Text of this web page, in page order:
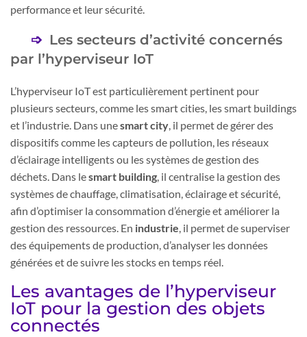
performance et leur sécurité.
Les secteurs d’activité concernés
par l’hyperviseur IoT
L’hyperviseur IoT est particulièrement pertinent pour
plusieurs secteurs, comme les smart cities, les smart buildings
et l’industrie. Dans unesmart city, il permet de gérer des
dispositifs comme les capteurs de pollution, les réseaux
d’éclairage intelligents ou les systèmes de gestion des
déchets. Dans lesmart building, il centralise la gestion des
systèmes de chauffage, climatisation, éclairage et sécurité,
afin d’optimiser la consommation d’énergie et améliorer la
gestion des ressources. En industrie, il permet de superviser
des équipements de production, d’analyser les données
générées et de suivre les stocks en temps réel.
Les avantages de l’hyperviseur
IoT pour la gestion des objets
connectés